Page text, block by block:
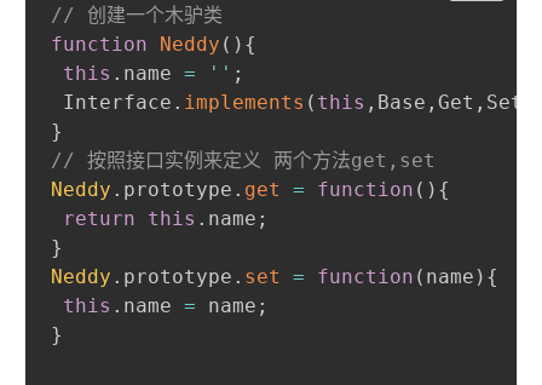
// 创建一个木驴类
function
Neddy ( ) {
this . name = '' ;
Interface . implements ( this , Base , Get , Set
}
// 按照接口实例来定义 两个方法get,set
Neddy . prototype . get = function ( ) {
return
this . name ;
}
Neddy . prototype . set = function ( name ) {
this . name = name ;
}